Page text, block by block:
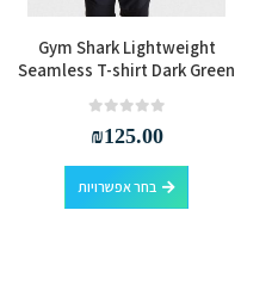
למוצר זה יש מספר סוגים. ניתן לבחור את האפשרויות בעמוד המוצר
Gym Shark Lightweight
Seamless T-shirt Dark Green
₪125.00
בחר אפשרויות
למוצר זה יש מספר סוגים. ניתן לבחור את האפשרויות בעמוד המוצר